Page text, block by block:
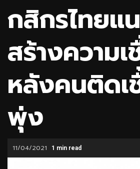
กสิกรไทยแ
สร้างความ
หลังคนติดเ
พุ่ง
11/04/2021 1 min read